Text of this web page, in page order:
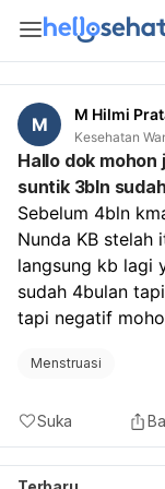
M M Hilmi
Kesehatan
Hallo dok
suntik 3bln
Sebelum 4bln
Nunda KB stelah
langsung kb lagi
sudah 4bulan
tapi negatif
Menstruasi
Suka